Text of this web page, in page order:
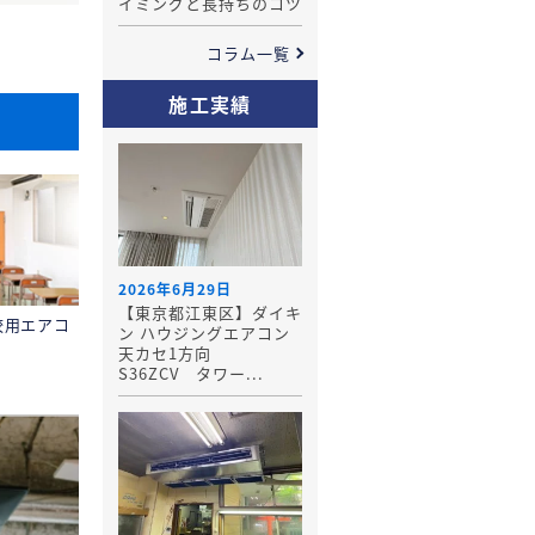
エアコ
コラム一覧
施工実績
2026年6月29日
【東京都江東区】ダイキ
ン ハウジングエアコン
天カセ1方向
S36ZCV タワー...